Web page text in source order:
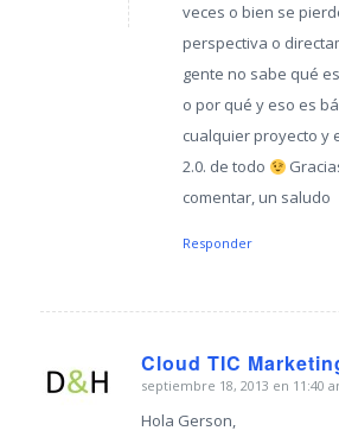
veces o bien se
perspectiva o
gente no sabe qué
o por qué y eso es
cualquier proyecto y
2.0. de todo
comentar, un saludo
Responder
Cloud TIC
Dice:
septiembre 18, 2013 en 11:40
Hola Gerson,